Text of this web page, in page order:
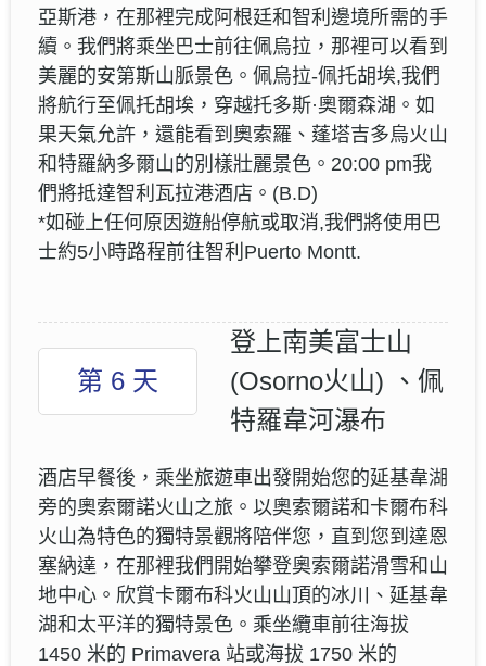
亞斯港，在那裡完成阿根廷和智利邊境所需的手
續。我們將乘坐巴士前往佩烏拉，那裡可以看到
美麗的安第斯山脈景色。佩烏拉-佩托胡埃,我們
將航行至佩托胡埃，穿越托多斯·奧爾森湖。如
果天氣允許，還能看到奧索羅、蓬塔吉多烏火山
和特羅納多爾山的別樣壯麗景色。20:00 pm我
們將抵達智利瓦拉港酒店。(B.D)
*如碰上任何原因遊船停航或取消,我們將使用巴
士約5小時路程前往智利Puerto Montt.
第 6 天
登上南美富士山
(Osorno火山) 、佩
特羅韋河瀑布
酒店早餐後，乘坐旅遊車出發開始您的延基韋湖
旁的奧索爾諾火山之旅。以奧索爾諾和卡爾布科
火山為特色的獨特景觀將陪伴您，直到您到達恩
塞納達，在那裡我們開始攀登奧索爾諾滑雪和山
地中心。欣賞卡爾布科火山山頂的冰川、延基韋
湖和太平洋的獨特景色。乘坐纜車前往海拔
1450 米的 Primavera 站或海拔 1750 米的